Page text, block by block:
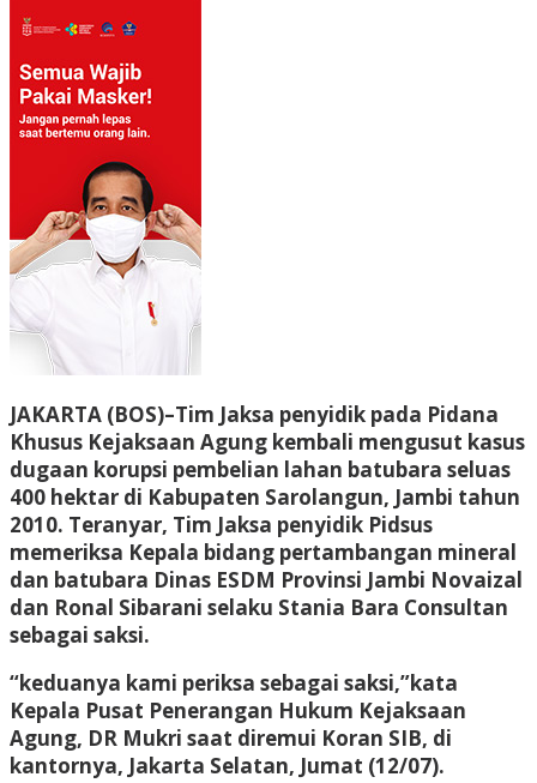
JAKARTA (BOS)–Tim Jaksa penyidik pada Pidana
Khusus Kejaksaan Agung kembali mengusut kasus
dugaan korupsi pembelian lahan batubara seluas
400 hektar di Kabupaten Sarolangun, Jambi tahun
2010. Teranyar, Tim Jaksa penyidik Pidsus
memeriksa Kepala bidang pertambangan mineral
dan batubara Dinas ESDM Provinsi Jambi Novaizal
dan Ronal Sibarani selaku Stania Bara Consultan
sebagai saksi.
“keduanya kami periksa sebagai saksi,”kata
Kepala Pusat Penerangan Hukum Kejaksaan
Agung, DR Mukri saat diremui Koran SIB, di
kantornya, Jakarta Selatan, Jumat (12/07).